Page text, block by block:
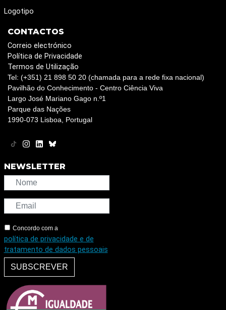
Logotipo
CONTACTOS
Correio electrónico
Política de Privacidade
Termos de Utilização
Tel: (+351) 21 898 50 20 (chamada para a rede fixa nacional)
Pavilhão do Conhecimento - Centro Ciência Viva
Largo José Mariano Gago n.º1
Parque das Nações
1990-073 Lisboa, Portugal
NEWSLETTER
Concordo com a
política de privacidade e de
tratamento de dados pessoais
SUBSCREVER